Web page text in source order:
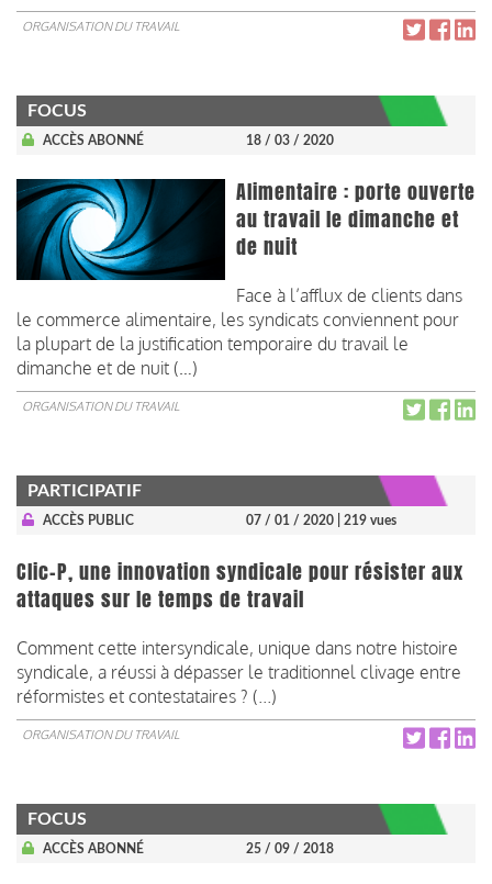
ORGANISATION DU TRAVAIL
FOCUS
ACCÈS ABONNÉ 18 / 03 / 2020
Alimentaire : porte ouverte
au travail le dimanche et
de nuit
Face à l’afflux de clients dans
le commerce alimentaire, les syndicats conviennent pour
la plupart de la justification temporaire du travail le
dimanche et de nuit (…)
ORGANISATION DU TRAVAIL
PARTICIPATIF
ACCÈS PUBLIC 07 / 01 / 2020 | 219 vues
Clic-P, une innovation syndicale pour résister aux
attaques sur le temps de travail
Comment cette intersyndicale, unique dans notre histoire
syndicale, a réussi à dépasser le traditionnel clivage entre
réformistes et contestataires ? (...)
ORGANISATION DU TRAVAIL
FOCUS
ACCÈS ABONNÉ 25 / 09 / 2018